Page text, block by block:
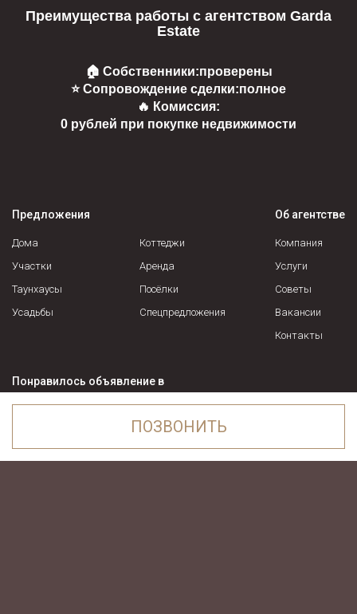
Преимущества работы с агентством Garda
Estate
🏠 Собственники:проверены
⭐ Сопровождение сделки:полное
🔥 Комиссия:
0 рублей при покупке недвижимости
Предложения
Дома
Участки
Таунхаусы
Усадьбы
Коттеджи
Аренда
Посёлки
Спецпредложения
Об агентстве
Компания
Услуги
Советы
Вакансии
Контакты
Понравилось объявление в
Ежедневно с 9:00 до 21:00
Москва, ул. 1-я Останкинская, д.
info@garda-estate.ru
ПОЗВОНИТЬ